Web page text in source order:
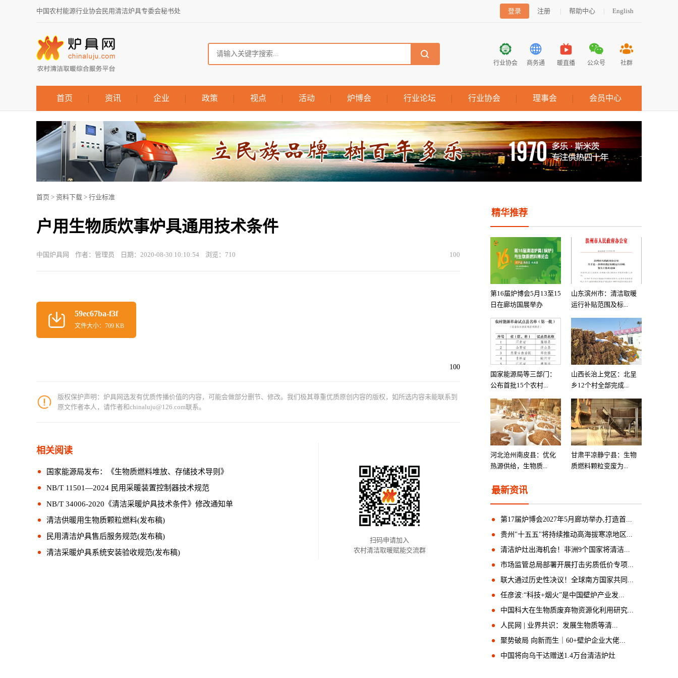
中国农村能源行业协会民用清洁炉具专委会秘书处 登录 注册 帮助中心 English
行业协会 商务通 暖直播 公众号 社群
首页 资讯 企业 政策 视点 活动 炉博会 行业论坛 行业协会 理事会 会员中心
首页 > 资料下载 > 行业标准
户用生物质炊事炉具通用技术条件
中国炉具网 作者：管理员 日期：2020-08-30 10:10:54 浏览：710 100
59ec67ba-f3f
文件大小：709 KB
100
版权保护声明：炉具网选发有优质传播价值的内容，可能会做部分删节、修改。我们极其尊重优质原创内容的版权，如所选内容未能联系到
原文作者本人，请作者和chinaluju@126.com联系。
相关阅读
国家能源局发布：《生物质燃料堆放、存储技术导则》
NB/T 11501—2024 民用采暖装置控制器技术规范
NB/T 34006-2020《清洁采暖炉具技术条件》修改通知单
清洁供暖用生物质颗粒燃料(发布稿)
民用清洁炉具售后服务规范(发布稿)
清洁采暖炉具系统安装验收规范(发布稿)
扫码申请加入
农村清洁取暖赋能交流群
精华推荐
第16届炉博会5月13至15
日在廊坊国展举办
山东滨州市：清洁取暖
运行补贴范围及标...
国家能源局等三部门：
公布首批15个农村...
山西长治上党区：北呈
乡12个村全部完成...
河北沧州南皮县：优化
热源供给，生物质...
甘肃平凉静宁县：生物
质燃料颗粒变废为...
最新资讯
第17届炉博会2027年5月廊坊举办,打造首...
贵州"十五五"将持续推动高海拔寒凉地区...
清洁炉灶出海机会！非洲9个国家将清洁...
市场监管总局部署开展打击劣质低价专项...
联大通过历史性决议！全球南方国家共同...
任彦波:“科技+烟火”是中国壁炉产业发...
中国科大在生物质废弃物资源化利用研究...
人民网 | 业界共识：发展生物质等清...
聚势破局 向新而生｜60+壁炉企业大佬...
中国将向乌干达赠送1.4万台清洁炉灶